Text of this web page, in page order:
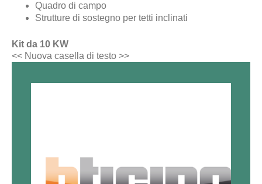
Quadro di campo
Strutture di sostegno per tetti inclinati
Kit da 10 KW
<< Nuova casella di testo >>